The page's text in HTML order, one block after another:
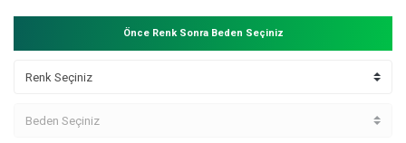
Önce Renk Sonra Beden Seçiniz